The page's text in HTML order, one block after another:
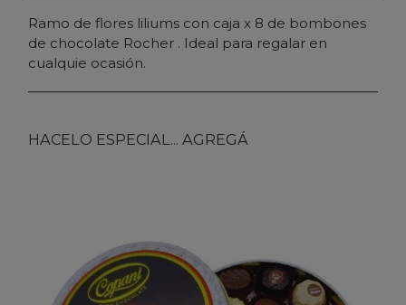
Ramo de flores liliums con caja x 8 de bombones
de chocolate Rocher . Ideal para regalar en
cualquie ocasión.
HACELO ESPECIAL... AGREGÁ